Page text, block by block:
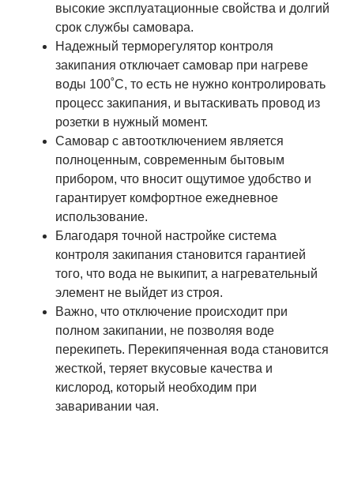
высокие эксплуатационные свойства и долгий
срок службы самовара.
Надежный терморегулятор контроля
закипания отключает самовар при нагреве
воды 100˚С, то есть не нужно контролировать
процесс закипания, и вытаскивать провод из
розетки в нужный момент.
Самовар с автоотключением является
полноценным, современным бытовым
прибором, что вносит ощутимое удобство и
гарантирует комфортное ежедневное
использование.
Благодаря точной настройке система
контроля закипания становится гарантией
того, что вода не выкипит, а нагревательный
элемент не выйдет из строя.
Важно, что отключение происходит при
полном закипании, не позволяя воде
перекипеть. Перекипяченная вода становится
жесткой, теряет вкусовые качества и
кислород, который необходим при
заваривании чая.